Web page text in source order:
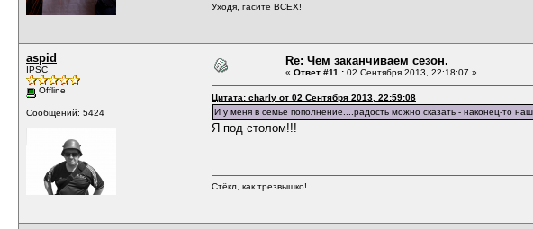
Уходя, гасите ВСЕХ!
aspid
IPSC
Offline
Сообщений: 5424
Re: Чем заканчиваем сезон.
« Ответ #11 : 02 Сентября 2013, 22:18:07 »
Цитата: charly от 02 Сентября 2013, 22:59:08
И у меня в семье пополнение....радость можно сказать - наконец-то
Я под столом!!!
Стёкл, как трезвышко!